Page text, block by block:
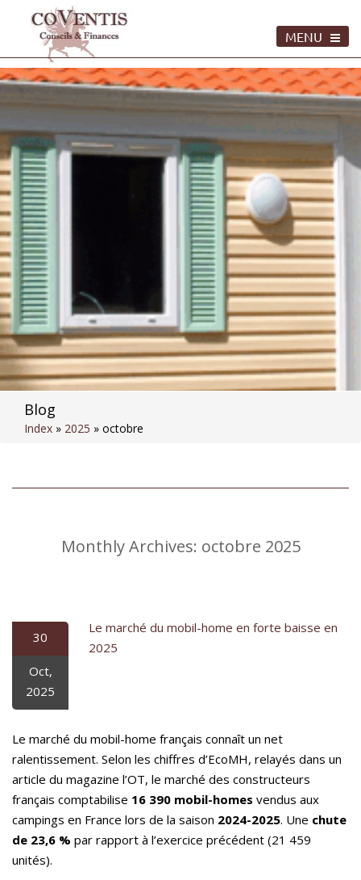
Blog
Index » 2025 » octobre
Monthly Archives: octobre 2025
30
Oct,
2025
Le marché du mobil-home en forte baisse en
2025
Le marché du mobil-home français connaît un net
ralentissement. Selon les chiffres d’EcoMH, relayés dans un
article du magazine l’OT, le marché des constructeurs
français comptabilise 16 390 mobil-homes vendus aux
campings en France lors de la saison 2024-2025. Une chute
de 23,6 % par rapport à l’exercice précédent (21 459
unités).